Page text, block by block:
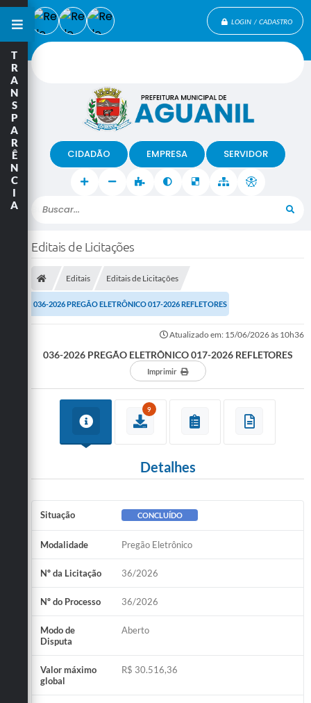
LOGIN / CADASTRO
Buscar...
CIDADÃO EMPRESA SERVIDOR
T
R
A
N
S
P
A
R
Ê
N
C
I
A
Editais de Licitações
Editais Editais de Licitações
036-2026 PREGÃO ELETRÔNICO 017-2026 REFLETORES
Atualizado em: 15/06/2026 às 10h36
036-2026 PREGÃO ELETRÔNICO 017-2026 REFLETORES
Imprimir
9
Detalhes
Situação CONCLUÍDO
Modalidade Pregão Eletrônico
Nº da Licitação 36/2026
Nº do Processo 36/2026
Modo de
Disputa
Aberto
Valor máximo
global
R$ 30.516,36